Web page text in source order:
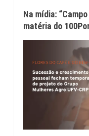
Na mídia:
matéria do